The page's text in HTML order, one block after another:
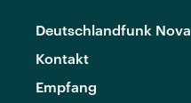
Deutschlandfunk Nova
Kontakt
Empfang